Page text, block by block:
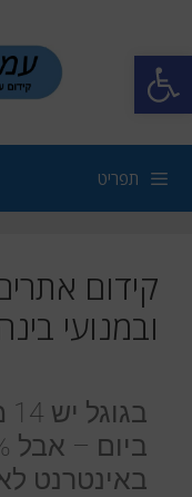
פתח סרגל נגישות
תפריט
קידום
ובמנועי
באינטרנט